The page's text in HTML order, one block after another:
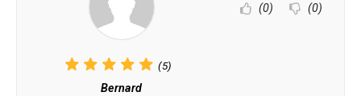
(5)
Bernard
(0) (0)